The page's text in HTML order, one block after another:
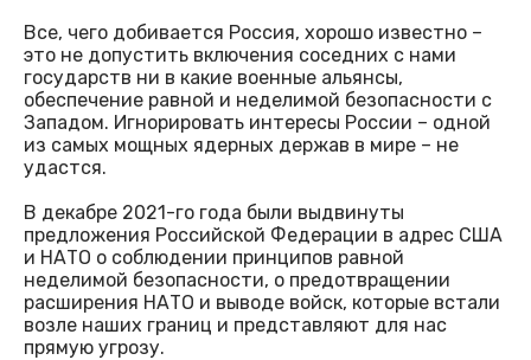
Все, чего добивается Россия, хорошо известно –
это не допустить включения соседних с нами
государств ни в какие военные альянсы,
обеспечение равной и неделимой безопасности с
Западом. Игнорировать интересы России – одной
из самых мощных ядерных держав в мире – не
удастся.
В декабре 2021-го года были выдвинуты
предложения Российской Федерации в адрес США
и НАТО о соблюдении принципов равной
неделимой безопасности, о предотвращении
расширения НАТО и выводе войск, которые встали
возле наших границ и представляют для нас
прямую угрозу.